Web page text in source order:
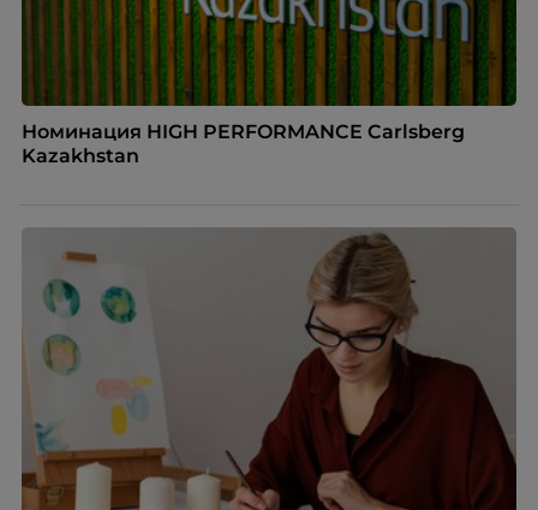
Номинация HIGH PERFORMANCE Carlsberg
Kazakhstan